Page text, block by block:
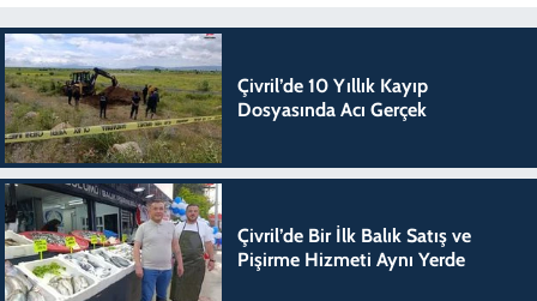
Çivril’de 10 Yıllık Kayıp
Dosyasında Acı Gerçek
Çivril’de Bir İlk Balık Satış ve
Pişirme Hizmeti Aynı Yerde